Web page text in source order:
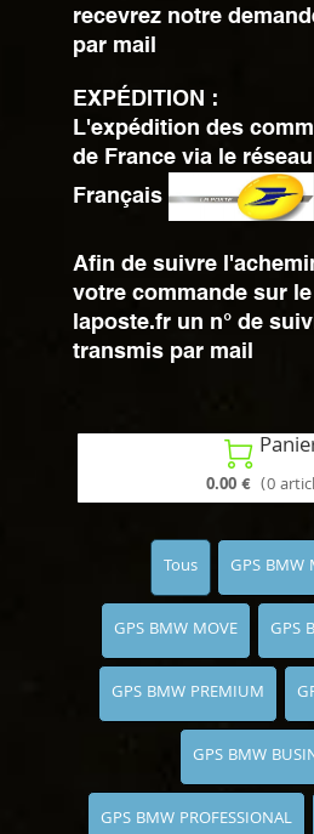
recevrez notre
par mail
EXPÉDITION :
L'expédition des
de France via le
Français
Afin de suivre
votre commande sur
laposte.fr un n° de
transmis par mail

0.00 € (0
Tous GPS BMW
GPS BMW MOVE GPS
GPS BMW PREMIUM
GPS BMW
GPS BMW PROFESSIONAL